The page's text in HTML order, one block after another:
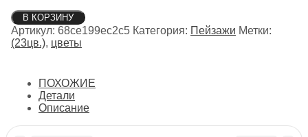
Количество
товара
Весна
тюльпаны
В КОРЗИНУ
Артикул: 68ce199ec2c5 Категория: Пейзажи Метки:
(23цв.), цветы
ПОХОЖИЕ
Детали
Описание